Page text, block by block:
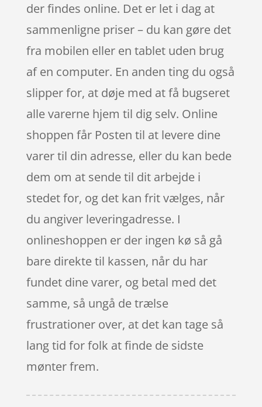
der findes online. Det er let i dag at
sammenligne priser – du kan gøre det
fra mobilen eller en tablet uden brug
af en computer. En anden ting du også
slipper for, at døje med at få bugseret
alle varerne hjem til dig selv. Online
shoppen får Posten til at levere dine
varer til din adresse, eller du kan bede
dem om at sende til dit arbejde i
stedet for, og det kan frit vælges, når
du angiver leveringadresse. I
onlineshoppen er der ingen kø så gå
bare direkte til kassen, når du har
fundet dine varer, og betal med det
samme, så ungå de trælse
frustrationer over, at det kan tage så
lang tid for folk at finde de sidste
mønter frem.